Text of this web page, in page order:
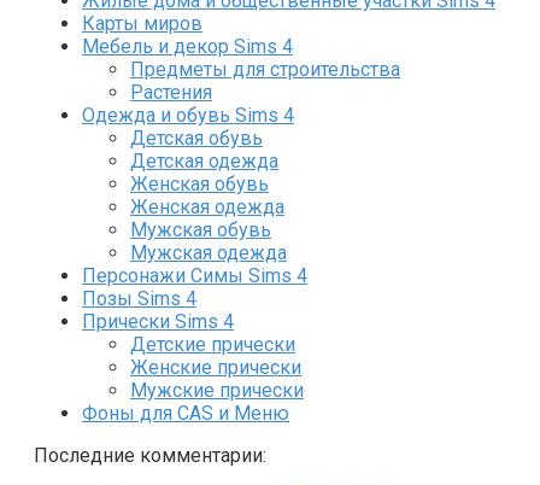
Карты миров
Мебель и декор Sims 4
Предметы для строительства
Растения
Одежда и обувь Sims 4
Детская обувь
Детская одежда
Женская обувь
Женская одежда
Мужская обувь
Мужская одежда
Персонажи Симы Sims 4
Позы Sims 4
Прически Sims 4
Детские прически
Женские прически
Мужские прически
Фоны для CAS и Меню
Последние комментарии: